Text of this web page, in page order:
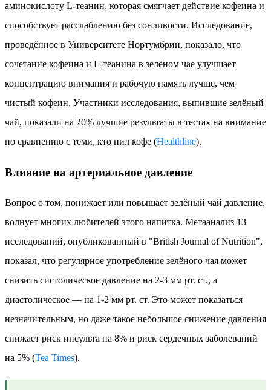
аминокислоту L-теанин, которая смягчает действие кофеина и
способствует расслаблению без сонливости. Исследование,
проведённое в Университете Нортумбрии, показало, что
сочетание кофеина и L-теанина в зелёном чае улучшает
концентрацию внимания и рабочую память лучше, чем
чистый кофеин. Участники исследования, выпившие зелёный
чай, показали на 20% лучшие результаты в тестах на внимание
по сравнению с теми, кто пил кофе (Healthline).
Влияние на артериальное давление
Вопрос о том, понижает или повышает зелёный чай давление,
волнует многих любителей этого напитка. Метаанализ 13
исследований, опубликованный в "British Journal of Nutrition",
показал, что регулярное употребление зелёного чая может
снизить систолическое давление на 2-3 мм рт. ст., а
диастолическое — на 1-2 мм рт. ст. Это может показаться
незначительным, но даже такое небольшое снижение давления
снижает риск инсульта на 8% и риск сердечных заболеваний
на 5% (Tea Times).